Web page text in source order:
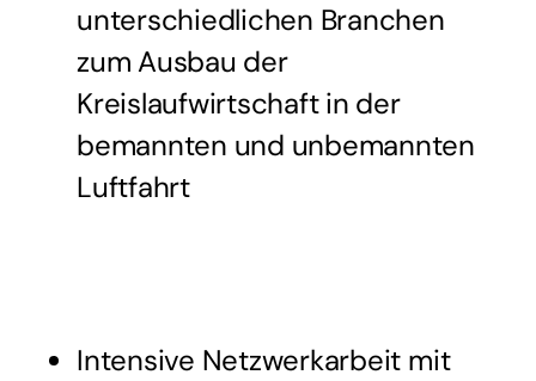
unterschiedlichen Branchen
zum Ausbau der
Kreislaufwirtschaft in der
bemannten und unbemannten
Luftfahrt
Intensive Netzwerkarbeit mit